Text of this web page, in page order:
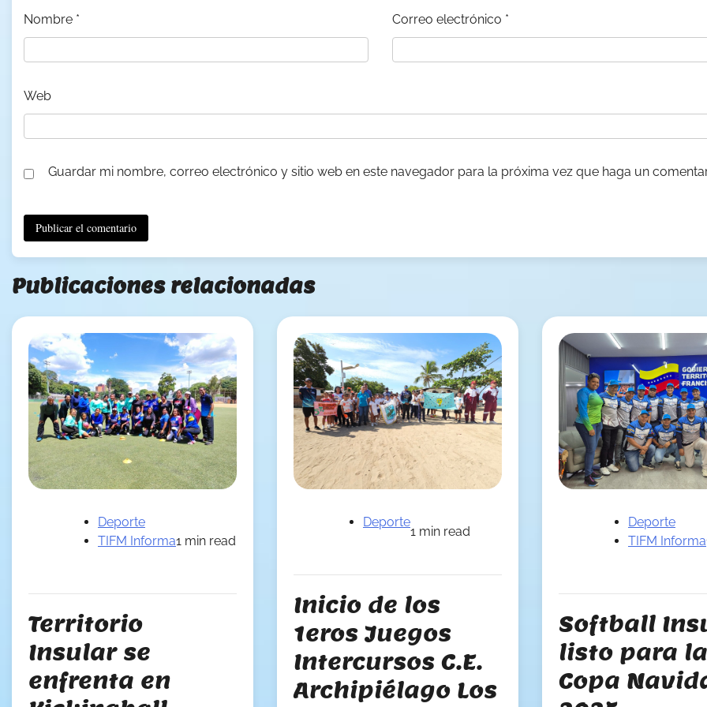
Nombre * Correo electrónico *
Web
Guardar mi nombre, correo electrónico y sitio web en este navegador para la próxima vez que haga un
Publicaciones relacionadas
Deporte
TIFM Informa1 min read
Territorio
Insular se
enfrenta en
Deporte
1 min read
Inicio de los
1eros Juegos
Intercursos C.E.
Archipiélago Los
Deporte
TIFM Informa
Softball
listo para la
Copa